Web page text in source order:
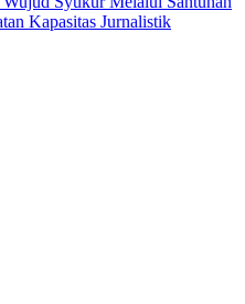
Kapasitas Jurnalistik